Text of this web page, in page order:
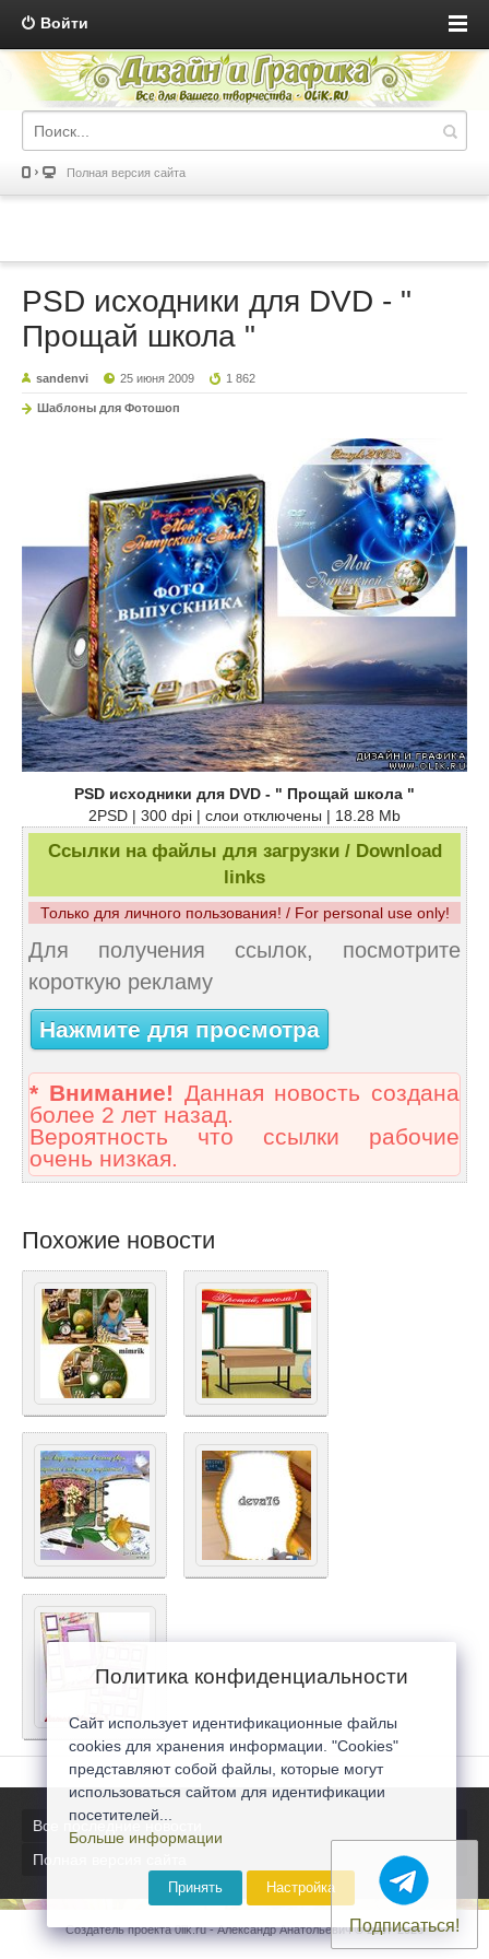
Войти
Полная версия сайта
PSD исходники для DVD - "
Прощай школа "
sandenvi 25 июня 2009 1 862
Шаблоны для Фотошоп
PSD исходники для DVD - " Прощай школа "
2PSD | 300 dpi | слои отключены | 18.28 Mb
Ссылки на файлы для загрузки / Download
links
Только для личного пользования! / For personal use only!
Для получения ссылок, посмотрите
короткую рекламу
Нажмите для просмотра
* Внимание! Данная новость создана
более 2 лет назад.
Вероятность что ссылки рабочие
очень низкая.
Похожие новости
Все последние новости
Полная версия сайта
Создатель проекта 0lik.ru - Александр Анатольевич © 2007-2026
Подписаться!
Политика конфиденциальности
Сайт использует идентификационные файлы
cookies для хранения информации. "Cookies"
представляют собой файлы, которые могут
использоваться сайтом для идентификации
посетителей...
Больше информации
Принять Настройка